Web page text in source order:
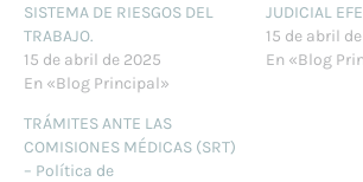
SISTEMA DE RIESGOS DEL
TRABAJO.
15 de abril de 2025
En «Blog Principal»
JUDICIAL
15 de abril
En «Blog
TRÁMITES ANTE LAS
COMISIONES MÉDICAS (SRT)
– Política de